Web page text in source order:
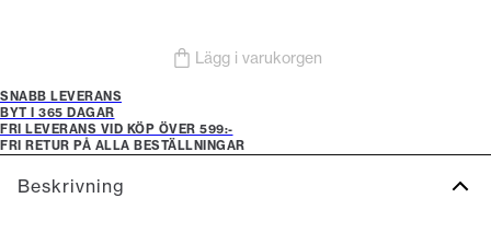
Lägg i varukorgen
SNABB LEVERANS
BYT I 365 DAGAR
FRI LEVERANS VID KÖP ÖVER 599:-
FRI RETUR PÅ ALLA BESTÄLLNINGAR
Beskrivning